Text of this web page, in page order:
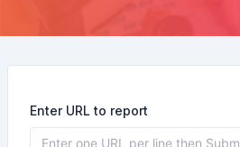
Enter URL to report